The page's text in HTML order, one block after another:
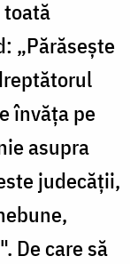
toată
„Părăseşte
învăţa pe
asupra
judecăţii,
De care să